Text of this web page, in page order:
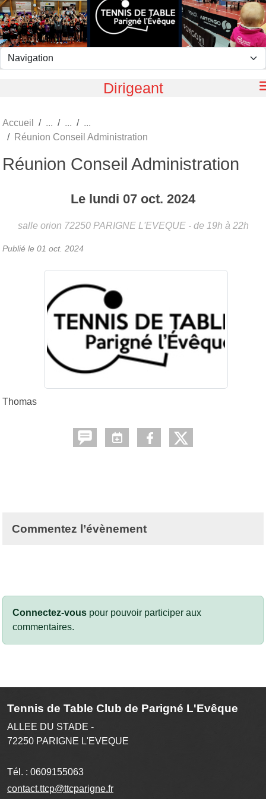
Dirigeant
Accueil
Réunion Conseil Administration
Réunion Conseil Administration
Le lundi 07 oct. 2024
salle orion 72250 PARIGNE L'EVEQUE - de 19h à 22h
Publié le 01 oct. 2024
Thomas
Commentez l’évènement
Connectez-vous pour pouvoir participer aux
commentaires.
Tennis de Table Club de Parigné L'Evêque
ALLEE DU STADE -
72250 PARIGNE L'EVEQUE
Tél. : 0609155063
contact.ttcp@ttcparigne.fr
Panneau de gestion des cookies